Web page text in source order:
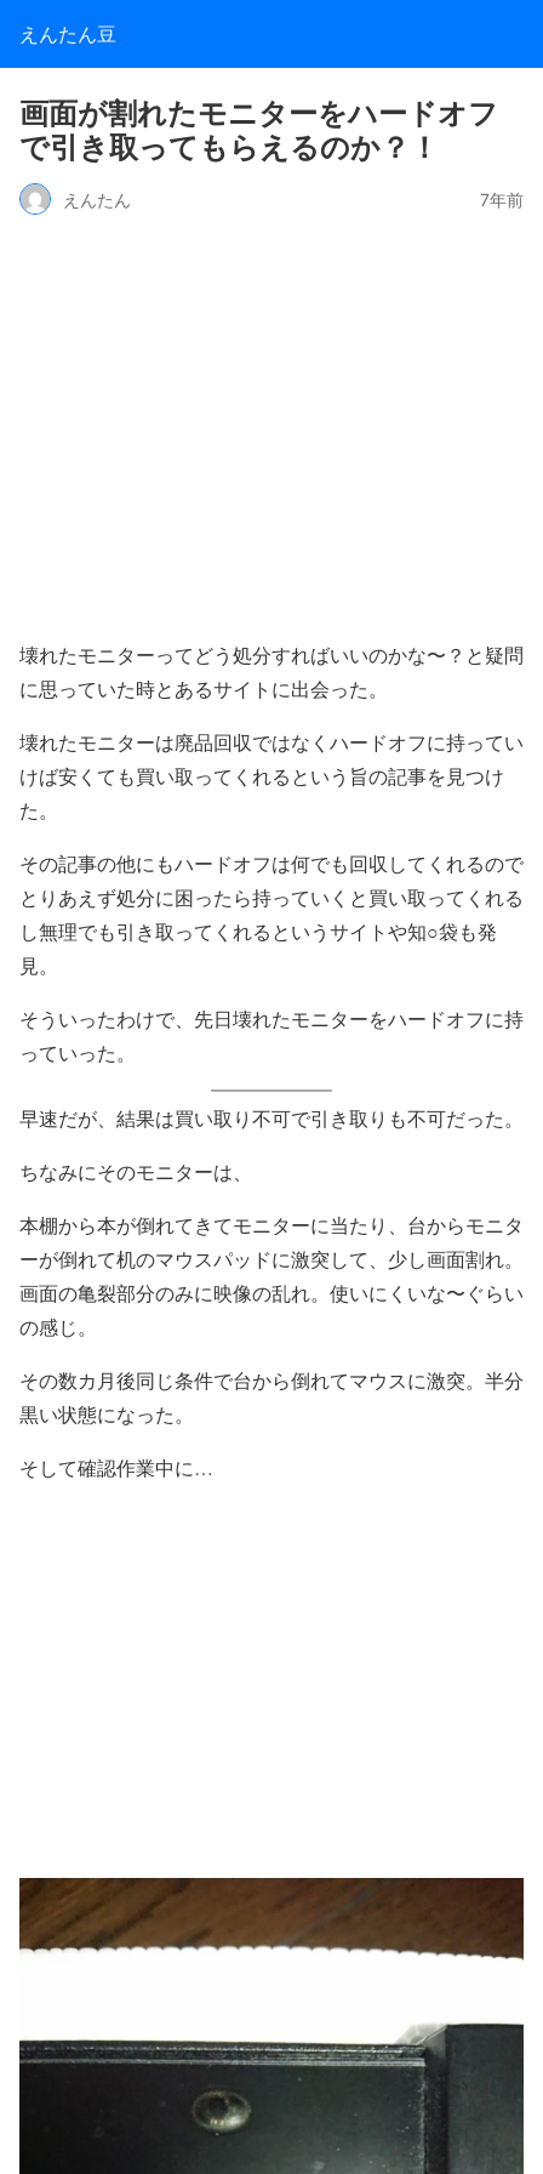
えんたん豆
画面が割れたモニターをハードオフ
で引き取ってもらえるのか？！
えんたん 7年前
壊れたモニターってどう処分すればいいのかな〜？と疑問
に思っていた時とあるサイトに出会った。
壊れたモニターは廃品回収ではなくハードオフに持ってい
けば安くても買い取ってくれるという旨の記事を見つけ
た。
その記事の他にもハードオフは何でも回収してくれるので
とりあえず処分に困ったら持っていくと買い取ってくれる
し無理でも引き取ってくれるというサイトや知○袋も発
見。
そういったわけで、先日壊れたモニターをハードオフに持
っていった。
早速だが、結果は買い取り不可で引き取りも不可だった。
ちなみにそのモニターは、
本棚から本が倒れてきてモニターに当たり、台からモニタ
ーが倒れて机のマウスパッドに激突して、少し画面割れ。
画面の亀裂部分のみに映像の乱れ。使いにくいな〜ぐらい
の感じ。
その数カ月後同じ条件で台から倒れてマウスに激突。半分
黒い状態になった。
そして確認作業中に…